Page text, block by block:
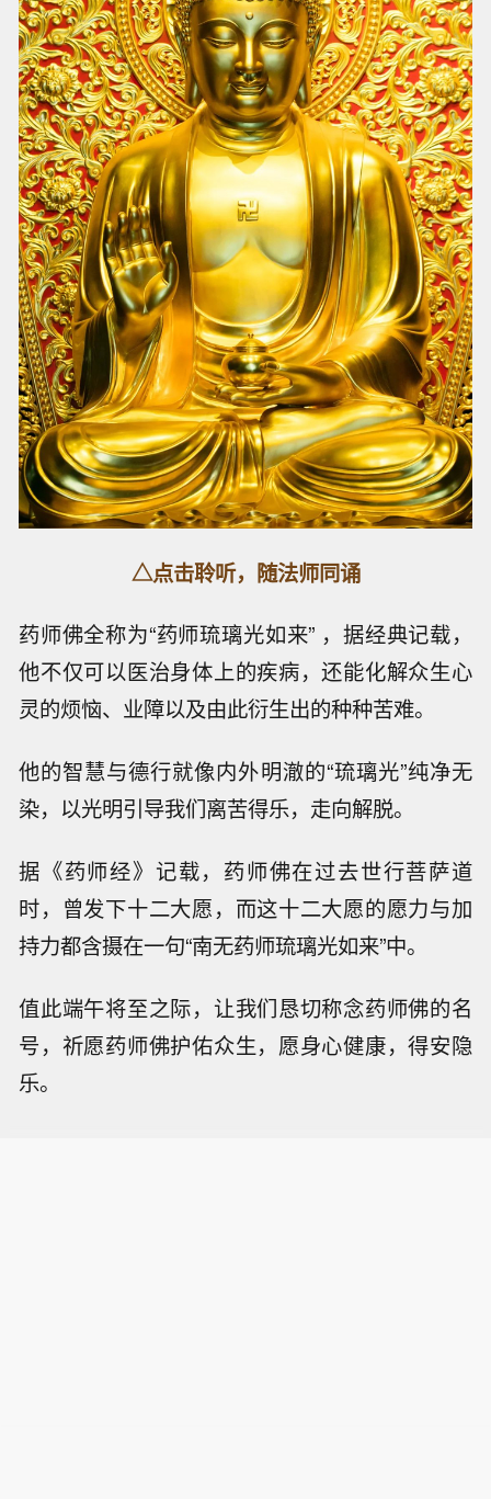
△点击聆听，随法师同诵
药师佛全称为“药师琉璃光如来” ，据经典记载，
他不仅可以医治身体上的疾病，还能化解众生心
灵的烦恼、业障以及由此衍生出的种种苦难。
他的智慧与德行就像内外明澈的“琉璃光”纯净无
染，以光明引导我们离苦得乐，走向解脱。
据《药师经》记载，药师佛在过去世行菩萨道
时，曾发下十二大愿，而这十二大愿的愿力与加
持力都含摄在一句“南无药师琉璃光如来”中。
值此端午将至之际，让我们恳切称念药师佛的名
号，祈愿药师佛护佑众生，愿身心健康，得安隐
乐。